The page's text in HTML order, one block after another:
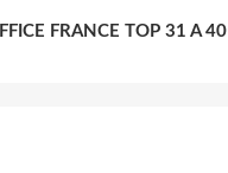
FRANCE TOP 31 A 40